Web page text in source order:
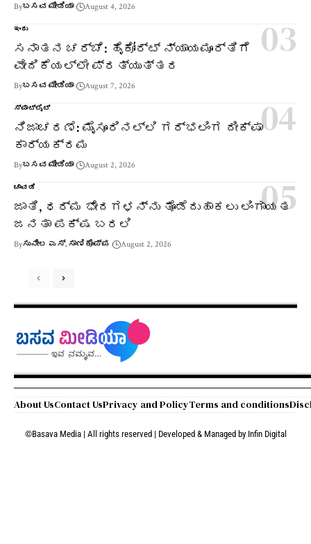
Byಬಸವ ಮೀಡಿಯಾ August 4, 2026
ಇಂದು
ಸನಾತನ ಚರ್ಚೆ: ಹೈಕೋರ್ಟ್ ನ್ಯಾಯಮೂರ್ತಿಗೆ
ವೇದಿಕೆಯಲ್ಲೇ ಪ್ರತ್ಯುತ್ತರ
Byಬಸವ ಮೀಡಿಯಾ August 7, 2026
ಸ್ಪಾಟ್‌ಲೈಟ್
ನಿಜಾಚರಣೆ: ಮೈಸೂರಿನಲ್ಲಿ ಗರ್ಭಲಿಂಗ ದೀಕ್ಷಾ
ಕಾರ್ಯಕ್ರಮ
Byಬಸವ ಮೀಡಿಯಾ August 2, 2026
ಚಾವಡಿ
ಜಾತಿ, ಧರ್ಮ ಭೇದಗಳನ್ನು ತೊಡೆದುಹಾಕಲು ಲಿಂಗಾಯತ
ಜನತಾ ಪಕ್ಷ ಬರಲಿ
Byಸುನೀಲ ಎಸ್. ಸಾಣಿಕೊಪ್ಪ August 2, 2026
About UsContact UsPrivacy and PolicyTerms and conditions
©Basava Media | All rights reserved | Developed & Managed by Infin Digital